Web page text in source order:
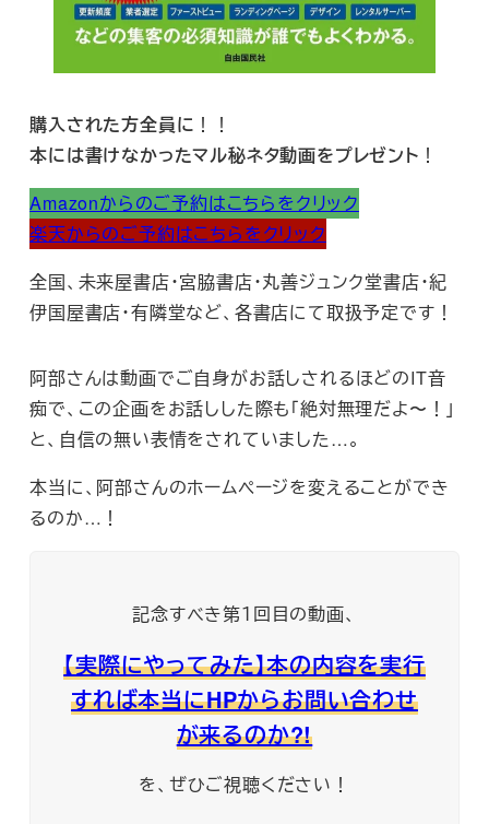
購入された方全員に ！！
本には書けなかったマル秘ネタ動画をプレゼント ！
Amazonからのご予約はこちらをクリック
楽天からのご予約はこちらをクリック
全国、未来屋書店・宮脇書店・丸善ジュンク堂書店・紀
伊国屋書店・有隣堂など、各書店にて取扱予定です！
阿部さんは動画でご自身がお話しされるほどのIT音
痴で、この企画をお話しした際も「絶対無理だよ〜！」
と、自信の無い表情をされていました…。
本当に、阿部さんのホームページを変えることができ
るのか…！
記念すべき第１回目の動画、
【実際にやってみた】本の内容を実行
すれば本当にHPからお問い合わせ
が来るのか?!
を、ぜひご視聴ください！